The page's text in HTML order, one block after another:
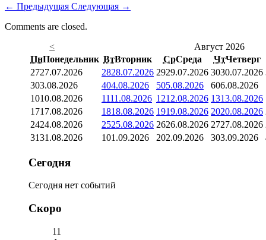
← Предыдущая Следующая →
Comments are closed.
<
Август 2026
ПнПонедельник ВтВторник СрСреда ЧтЧетверг
2727.07.2026 2828.07.2026 2929.07.2026 3030.07.2026
303.08.2026 404.08.2026 505.08.2026 606.08.2026
1010.08.2026 1111.08.2026 1212.08.2026 1313.08.2026
1717.08.2026 1818.08.2026 1919.08.2026 2020.08.2026
2424.08.2026 2525.08.2026 2626.08.2026 2727.08.2026
3131.08.2026 101.09.2026 202.09.2026 303.09.2026
Сегодня
Сегодня нет событий
Скоро
11